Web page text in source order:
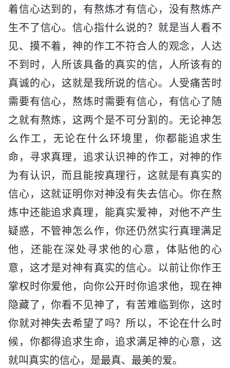
着信心达到的，有熬炼才有信心，没有熬炼产
生不了信心。信心指什么说的？就是当人看不
见、摸不着，神的作工不符合人的观念，人达
不到时，人所该具备的真实的信，人所该有的
真诚的心，这就是我所说的信心。人受痛苦时
需要有信心，熬炼时需要有信心，有信心了随
之就有熬炼，这两个是不可分割的。无论神怎
么作工，无论在什么环境里，你都能追求生
命，寻求真理，追求认识神的作工，对神的作
为有认识，而且能按真理行，这就是有真实的
信心，这就证明你对神没有失去信心。你在熬
炼中还能追求真理，能真实爱神，对他不产生
疑惑，不管神怎么作，你还仍然实行真理满足
他，还能在深处寻求他的心意，体贴他的心
意，这才是对神有真实的信心。以前让你作王
掌权时你爱他，向你公开时你追求他，现在神
隐藏了，你看不见神了，有苦难临到你，这时
你就对神失去希望了吗？所以，不论在什么时
候，你都得追求生命，追求满足神的心意，这
就叫真实的信心，是最真、最美的爱。